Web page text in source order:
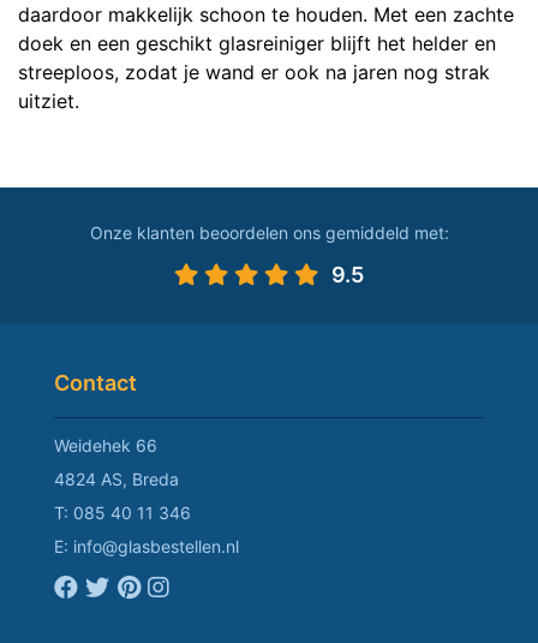
daardoor makkelijk schoon te houden. Met een zachte
doek en een geschikt glasreiniger blijft het helder en
streeploos, zodat je wand er ook na jaren nog strak
uitziet.
Onze klanten beoordelen ons gemiddeld met:
9.5
Contact
Weidehek 66
4824 AS, Breda
T: 085 40 11 346
E: info@glasbestellen.nl